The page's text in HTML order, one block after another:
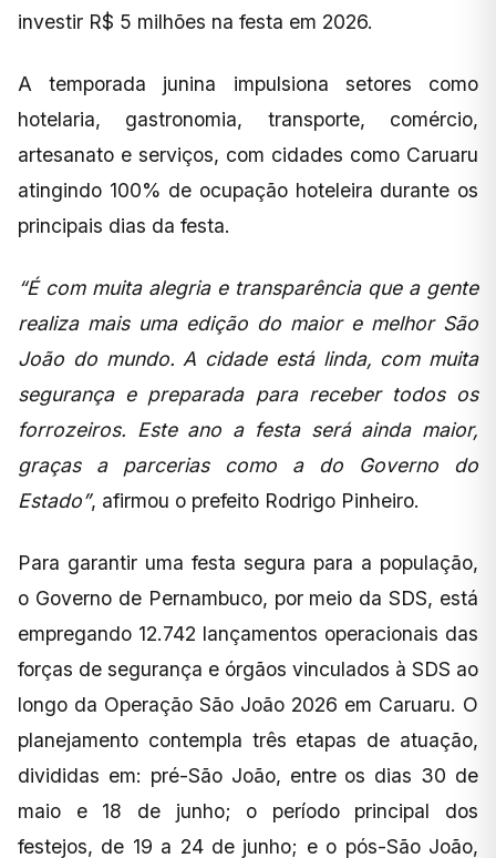
investir R$ 5 milhões na festa em 2026.
A temporada junina impulsiona setores como
hotelaria, gastronomia, transporte, comércio,
artesanato e serviços, com cidades como Caruaru
atingindo 100% de ocupação hoteleira durante os
principais dias da festa.
“É com muita alegria e transparência que a gente
realiza mais uma edição do maior e melhor São
João do mundo. A cidade está linda, com muita
segurança e preparada para receber todos os
forrozeiros. Este ano a festa será ainda maior,
graças a parcerias como a do Governo do
Estado”, afirmou o prefeito Rodrigo Pinheiro.
Para garantir uma festa segura para a população,
o Governo de Pernambuco, por meio da SDS, está
empregando 12.742 lançamentos operacionais das
forças de segurança e órgãos vinculados à SDS ao
longo da Operação São João 2026 em Caruaru. O
planejamento contempla três etapas de atuação,
divididas em: pré-São João, entre os dias 30 de
maio e 18 de junho; o período principal dos
festejos, de 19 a 24 de junho; e o pós-São João,